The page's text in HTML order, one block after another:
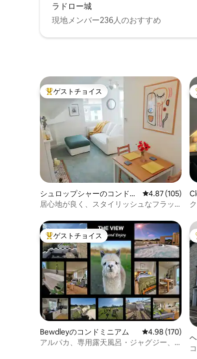
ラドロー城
現地メンバー236人のおすすめ
大好評のゲストチョイスです。
ゲストチョイス
シュロップシャーのコンドミ
ニアム
レビュー105件
4.87 (105)
居心地が良く、スタイリッシュなフラッ
ドロー
大好評のゲストチョイスです。
ゲストチョイス
Bewdleyのコンドミニアム レビュー170件
4.98 (170)
アルパカ、専用露天風呂・ジャグジー、